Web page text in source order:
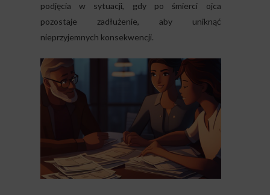
podjęcia w sytuacji, gdy po śmierci ojca
pozostaje zadłużenie, aby uniknąć
nieprzyjemnych konsekwencji.